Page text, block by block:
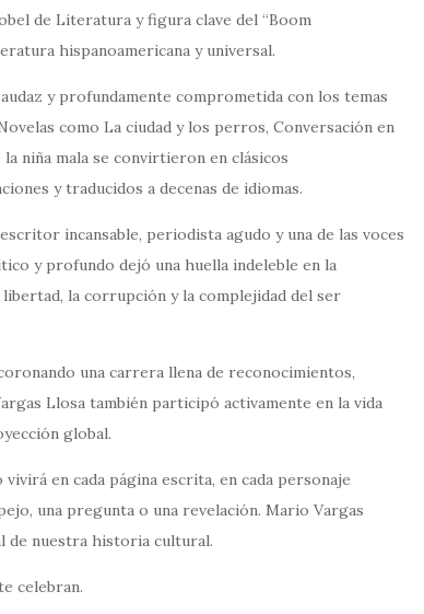
de Literatura y figura clave del “Boom
hispanoamericana y universal.
y profundamente comprometida con los temas
como La ciudad y los perros, Conversación en
niña mala se convirtieron en clásicos
y traducidos a decenas de idiomas.
incansable, periodista agudo y una de las voces
y profundo dejó una huella indeleble en la
la corrupción y la complejidad del ser
una carrera llena de reconocimientos,
Llosa también participó activamente en la vida
global.
en cada página escrita, en cada personaje
una pregunta o una revelación. Mario Vargas
de nuestra historia cultural.
celebran.